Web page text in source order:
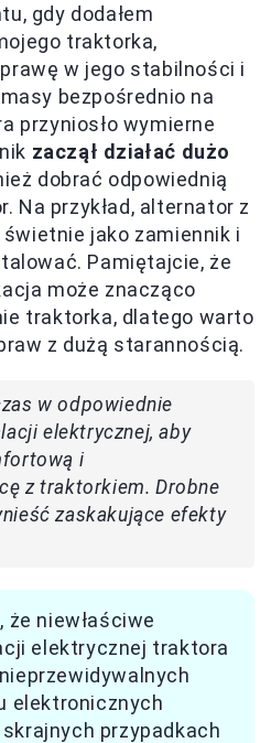
gdy dodałem
traktorka,
w jego stabilności i
bezpośrednio na
przyniosło wymierne
zaczął działać dużo
dobrać odpowiednią
Na przykład, alternator z
jako zamiennik i
Pamiętajcie, że
może znacząco
traktorka, dlatego warto
z dużą starannością.
w odpowiednie
elektrycznej, aby
i
z traktorkiem. Drobne
zaskakujące efekty
niewłaściwe
elektrycznej traktora
elektronicznych
przypadkach